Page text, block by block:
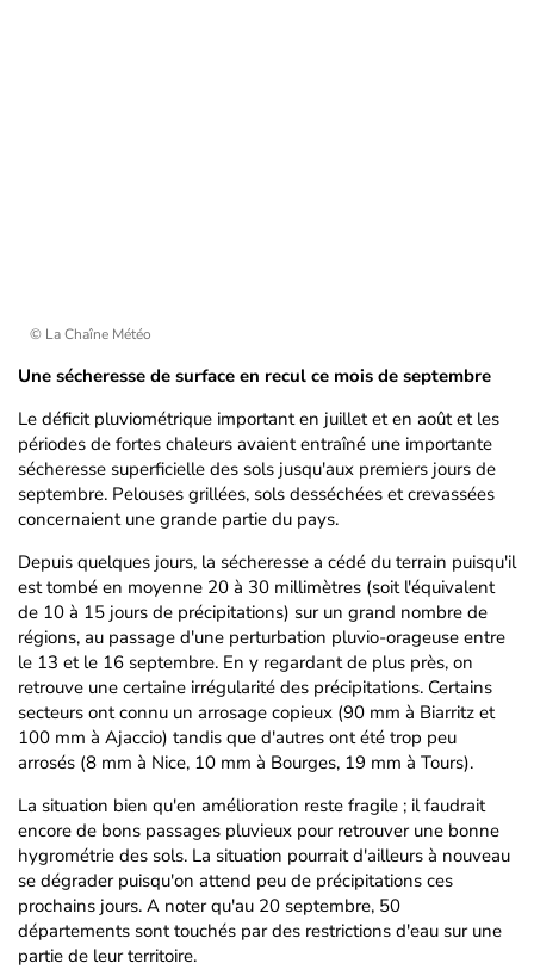
© La Chaîne Météo
Une sécheresse de surface en recul ce mois de septembre
Le déficit pluviométrique important en juillet et en août et les
périodes de fortes chaleurs avaient entraîné une importante
sécheresse superficielle des sols jusqu'aux premiers jours de
septembre. Pelouses grillées, sols desséchées et crevassées
concernaient une grande partie du pays.
Depuis quelques jours, la sécheresse a cédé du terrain puisqu'il
est tombé en moyenne 20 à 30 millimètres (soit l'équivalent
de 10 à 15 jours de précipitations) sur un grand nombre de
régions, au passage d'une perturbation pluvio-orageuse entre
le 13 et le 16 septembre. En y regardant de plus près, on
retrouve une certaine irrégularité des précipitations. Certains
secteurs ont connu un arrosage copieux (90 mm à Biarritz et
100 mm à Ajaccio) tandis que d'autres ont été trop peu
arrosés (8 mm à Nice, 10 mm à Bourges, 19 mm à Tours).
La situation bien qu'en amélioration reste fragile ; il faudrait
encore de bons passages pluvieux pour retrouver une bonne
hygrométrie des sols. La situation pourrait d'ailleurs à nouveau
se dégrader puisqu'on attend peu de précipitations ces
prochains jours. A noter qu'au 20 septembre, 50
départements sont touchés par des restrictions d'eau sur une
partie de leur territoire.